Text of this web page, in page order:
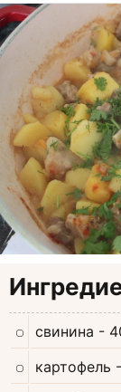
свинина -
картофель